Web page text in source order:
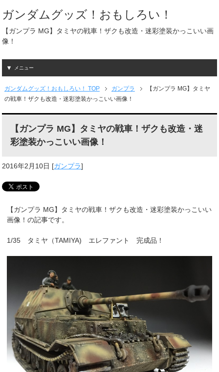
ガンダムグッズ！おもしろい！
【ガンプラ MG】タミヤの戦車！ザクも改造・迷彩塗装かっこいい画
像！
メニュー
ガンダムグッズ！おもしろい！ TOP ガンプラ
【ガンプラ MG】タミヤ
の戦車！ザクも改造・迷彩塗装かっこいい画像！
【ガンプラ MG】タミヤの戦車！ザクも改造・迷
彩塗装かっこいい画像！
2016年2月10日 [ガンプラ]
【ガンプラ MG】タミヤの戦車！ザクも改造・迷彩塗装かっこいい
画像！の記事です。
1/35 タミヤ（TAMIYA) エレファント 完成品！